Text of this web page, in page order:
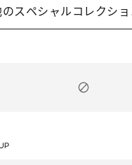
のスペシャルコレクショ